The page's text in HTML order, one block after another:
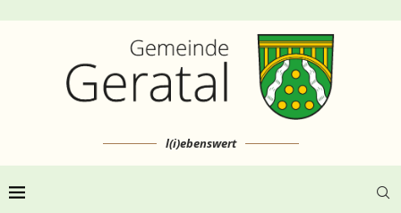
l(i)ebenswert